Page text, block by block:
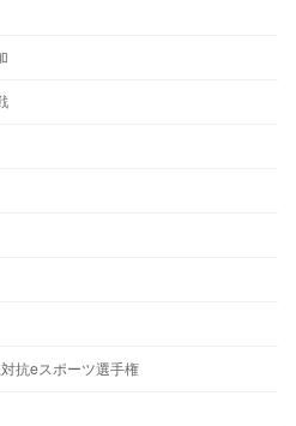
抗eスポーツ選手権